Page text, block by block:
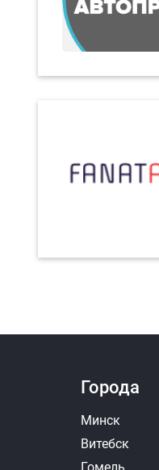
Города
Минск
Витебск
Гомель